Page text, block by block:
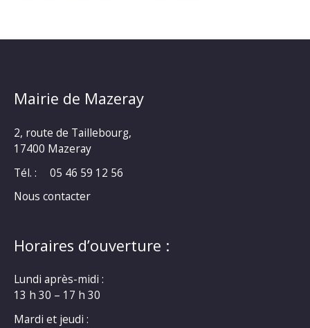
Mairie de Mazeray
2, route de Taillebourg,
17400 Mazeray
Tél. :
05 46 59 12 56
Nous contacter
Horaires d’ouverture :
Lundi après-midi :
13 h 30 – 17 h 30
Mardi et jeudi :